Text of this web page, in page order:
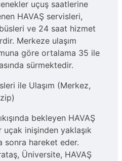
uçuş saatlerine
HAVAŞ servisleri,
ve 24 saat hizmet
Merkeze ulaşım
göre ortalama 35 ile
sürmektedir.
ile Ulaşım (Merkez,
bekleyen HAVAŞ
uçak inişinden yaklaşık
sonra hareket eder.
Üniversite, HAVAŞ